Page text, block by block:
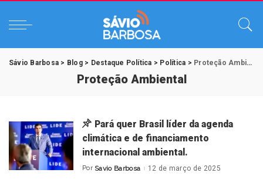
Sávio Barbosa > Blog> Destaque Política > Política > Proteção Ambiental
Proteção Ambiental
Pará quer Brasil líder da agenda
climática e de financiamento
internacional ambiental.
Posted
Por Savio Barbosa 12 de março de 2025